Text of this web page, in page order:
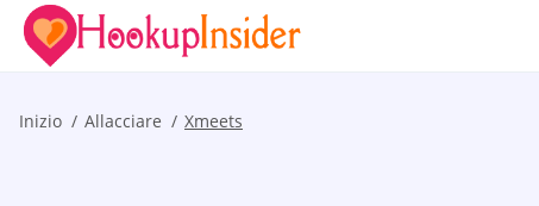
Inizio Allacciare Xmeets